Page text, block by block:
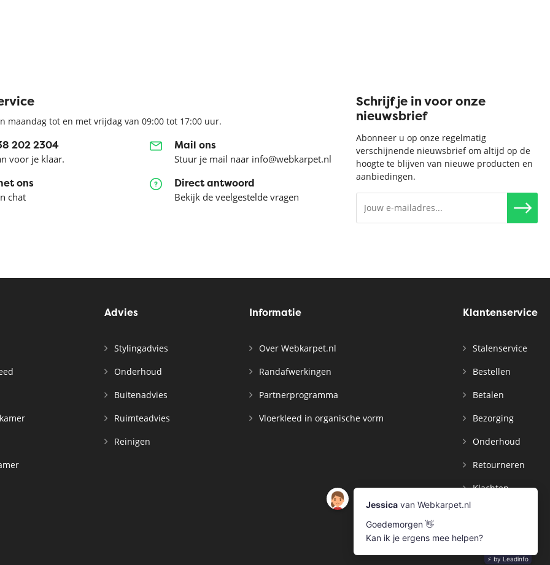
maandag tot en met vrijdag van 09:00 tot 17:00 uur.
202 2304
voor je klaar.
Mail ons
Stuur je mail naar info@webkarpet.nl
ons
chat
Direct antwoord
Bekijk de veelgestelde vragen
Schrijf je in voor onze
nieuwsbrief
Abonneer u op onze regelmatig
verschijnende nieuwsbrief om altijd op de
hoogte te blijven van nieuwe producten en
aanbiedingen.
Advies
Stylingadvies
Onderhoud
Buitenadvies
Ruimteadvies
Reinigen
Informatie
Over Webkarpet.nl
Randafwerkingen
Partnerprogramma
Vloerkleed in organische vorm
Klantenservice
Stalenservice
Bestellen
Betalen
Bezorging
Onderhoud
Retourneren
Klachten
Contact
Mijn Account